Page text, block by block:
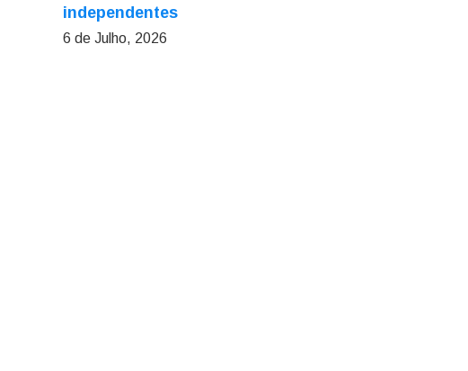
independentes
6 de Julho, 2026